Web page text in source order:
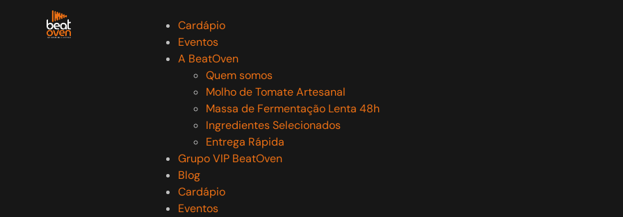
Cardápio
Eventos
A BeatOven
Quem somos
Molho de Tomate Artesanal
Massa de Fermentação Lenta 48h
Ingredientes Selecionados
Entrega Rápida
Grupo VIP BeatOven
Blog
Cardápio
Eventos